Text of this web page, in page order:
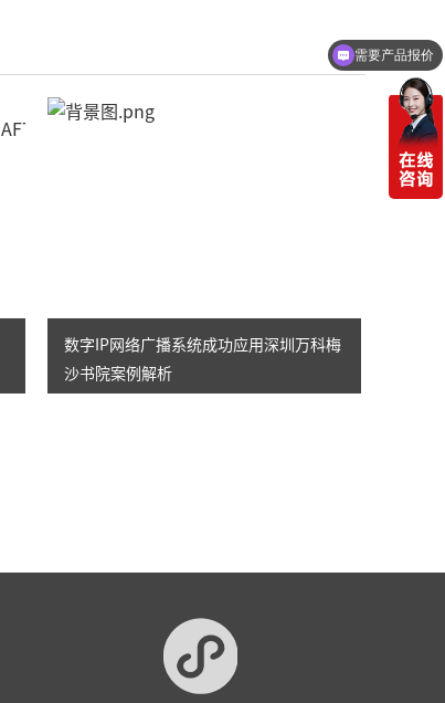
数字IP网络广播系统成功应用深圳万科梅
沙书院案例解析
需要产品报价